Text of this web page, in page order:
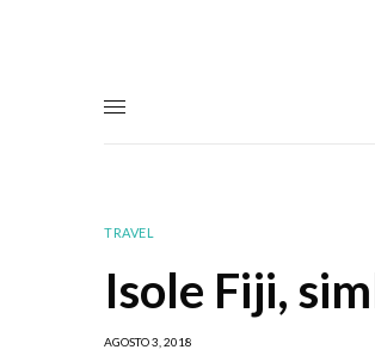
TRAVEL
Isole Fiji,
AGOSTO 3, 2018